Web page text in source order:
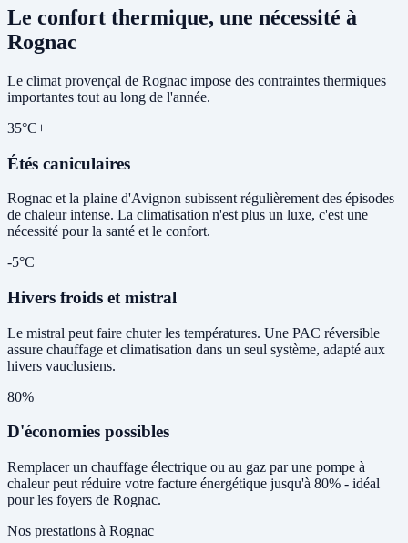
Le confort thermique, une nécessité à
Rognac
Le climat provençal de Rognac impose des contraintes thermiques
importantes tout au long de l'année.
35°C+
Étés caniculaires
Rognac et la plaine d'Avignon subissent régulièrement des épisodes
de chaleur intense. La climatisation n'est plus un luxe, c'est une
nécessité pour la santé et le confort.
-5°C
Hivers froids et mistral
Le mistral peut faire chuter les températures. Une PAC réversible
assure chauffage et climatisation dans un seul système, adapté aux
hivers vauclusiens.
80%
D'économies possibles
Remplacer un chauffage électrique ou au gaz par une pompe à
chaleur peut réduire votre facture énergétique jusqu'à 80% - idéal
pour les foyers de Rognac.
Nos prestations à Rognac